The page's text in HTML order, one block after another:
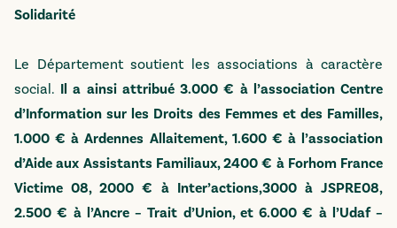
Solidarité
Le Département soutient les associations à caractère
social. Il a ainsi attribué 3.000 € à l’association Centre
d’Information sur les Droits des Femmes et des Familles,
1.000 € à Ardennes Allaitement, 1.600 € à l’association
d’Aide aux Assistants Familiaux, 2400 € à Forhom France
Victime 08, 2000 € à Inter’actions,3000 à JSPRE08,
2.500 € à l’Ancre – Trait d’Union, et 6.000 € à l’Udaf –